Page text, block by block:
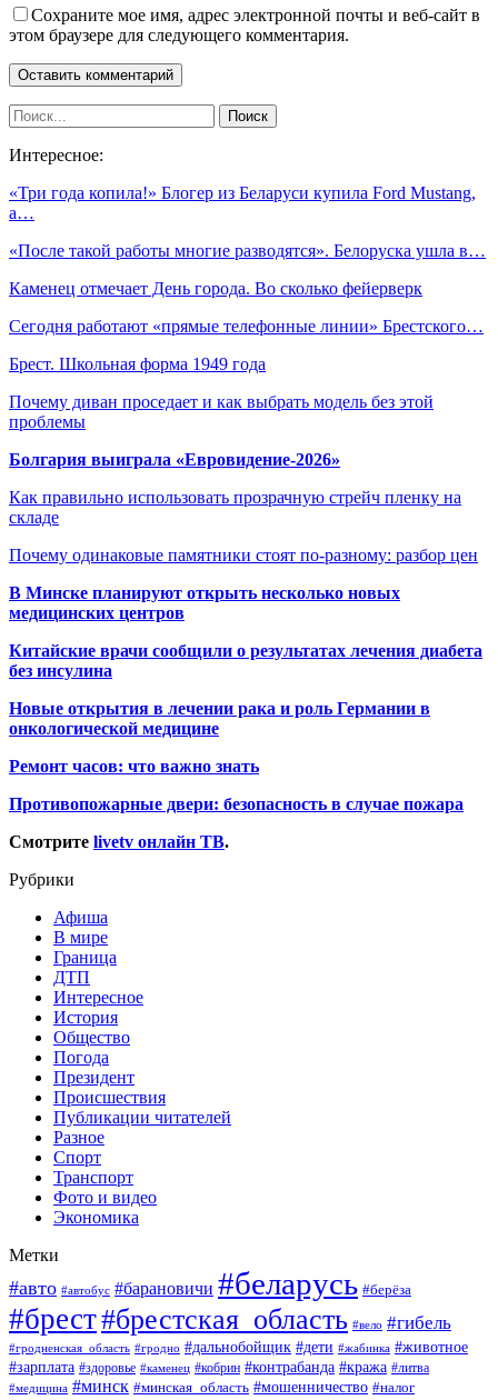
Сохраните мое имя, адрес электронной почты и веб-сайт в
этом браузере для следующего комментария.
Интересное:
«Три года копила!» Блогер из Беларуси купила Ford Mustang,
а…
«После такой работы многие разводятся». Белоруска ушла в…
Каменец отмечает День города. Во сколько фейерверк
Сегодня работают «прямые телефонные линии» Брестского…
Брест. Школьная форма 1949 года
Почему диван проседает и как выбрать модель без этой
проблемы
Болгария выиграла «Евровидение-2026»
Как правильно использовать прозрачную стрейч пленку на
складе
Почему одинаковые памятники стоят по-разному: разбор цен
В Минске планируют открыть несколько новых
медицинских центров
Китайские врачи сообщили о результатах лечения диабета
без инсулина
Новые открытия в лечении рака и роль Германии в
онкологической медицине
Ремонт часов: что важно знать
Противопожарные двери: безопасность в случае пожара
Смотрите livetv онлайн ТВ.
Рубрики
Афиша
В мире
Граница
ДТП
Интересное
История
Общество
Погода
Президент
Происшествия
Публикации читателей
Разное
Спорт
Транспорт
Фото и видео
Экономика
Метки
#авто #автобус #барановичи #беларусь #берёза
#брест#брестская_область #вело #гибель
#гродненская_область #гродно #дальнобойщик #дети #жабинка #животное
#зарплата #здоровье #каменец #кобрин #контрабанда #кража #литва
#медицина #минск #минская_область #мошенничество #налог